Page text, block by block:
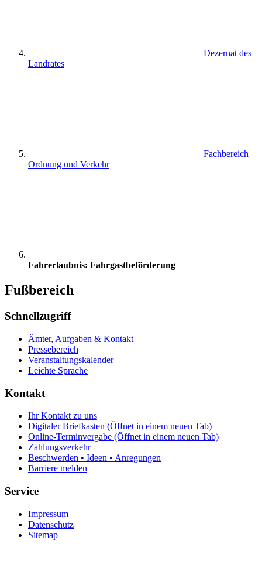
Dezernat des
Landrates
Fachbereich
Ordnung und Verkehr
Fahrerlaubnis: Fahrgastbeförderung
Fußbereich
Schnellzugriff
Ämter, Aufgaben & Kontakt
Pressebereich
Veranstaltungskalender
Leichte Sprache
Kontakt
Ihr Kontakt zu uns
Digitaler Briefkasten (Öffnet in einem neuen Tab)
Online-Terminvergabe (Öffnet in einem neuen Tab)
Zahlungsverkehr
Beschwerden • Ideen • Anregungen
Barriere melden
Service
Impressum
Datenschutz
Sitemap